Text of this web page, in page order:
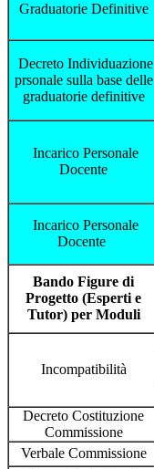
Graduatorie Definitive
Decreto Individuazione
prsonale sulla base delle
graduatorie definitive
Incarico Personale
Docente
Incarico Personale
Docente
Bando Figure di
Progetto (Esperti e
Tutor) per Moduli
Incompatibilità
Decreto Costituzione
Commissione
Verbale Commissione